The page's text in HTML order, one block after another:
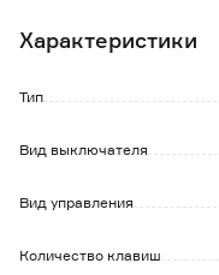
Выключатель
монтажной коробке.
коллекции Systeme
Характеристики
Тип
Вид выключателя
Вид управления
Количество клавиш